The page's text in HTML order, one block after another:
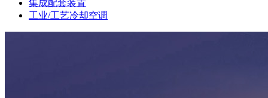
集成配套装置
工业/工艺冷却空调